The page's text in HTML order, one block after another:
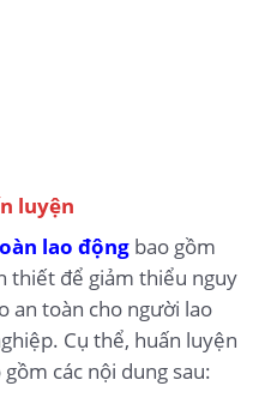
luyện
lao động bao gồm
thiết để giảm thiểu nguy
an toàn cho người lao
Cụ thể, huấn luyện
các nội dung sau: